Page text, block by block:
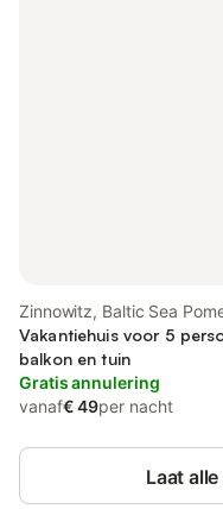
Zinnowitz, Baltic Sea
Vakantiehuis voor 5
balkon en tuin
Gratis annulering
vanaf€ 49per nacht
Laat